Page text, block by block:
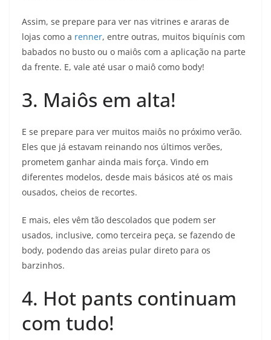
Assim, se prepare para ver nas vitrines e araras de
lojas como a renner, entre outras, muitos biquínis com
babados no busto ou o maiôs com a aplicação na parte
da frente. E, vale até usar o maiô como body!
3. Maiôs em alta!
E se prepare para ver muitos maiôs no próximo verão.
Eles que já estavam reinando nos últimos verões,
prometem ganhar ainda mais força. Vindo em
diferentes modelos, desde mais básicos até os mais
ousados, cheios de recortes.
E mais, eles vêm tão descolados que podem ser
usados, inclusive, como terceira peça, se fazendo de
body, podendo das areias pular direto para os
barzinhos.
4. Hot pants continuam
com tudo!